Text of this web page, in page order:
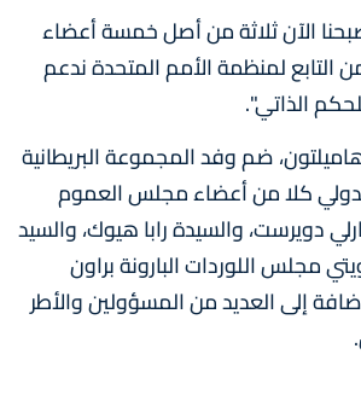
الآن ثلاثة من أصل خمسة أعضاء
التابع لمنظمة الأمم المتحدة ندعم
الذاتي".
ضم وفد المجموعة البريطانية
الدولي كلا من أعضاء مجلس العموم
دويرست، والسيدة رابا هيوك، والسيد
مجلس اللوردات البارونة براون
إلى العديد من المسؤولين والأطر